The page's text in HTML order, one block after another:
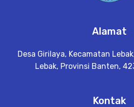
Alamat
Desa Girilaya, Kecamatan
Lebak, Provinsi Banten,
Kontak